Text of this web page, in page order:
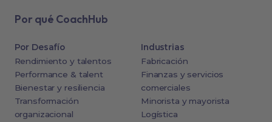
Por qué CoachHub
Por Desafío
Rendimiento y talentos
Performance & talent
Bienestar y resiliencia
Transformación
organizacional
Industrias
Fabricación
Finanzas y servicios
comerciales
Minorista y mayorista
Logística